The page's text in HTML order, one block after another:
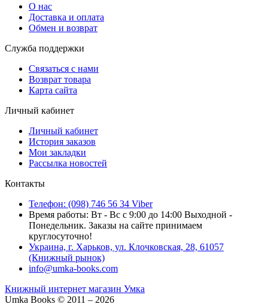
О нас
Доставка и оплата
Обмен и возврат
Служба поддержки
Связаться с нами
Возврат товара
Карта сайта
Личный кабинет
Личный кабинет
История заказов
Мои закладки
Рассылка новостей
Контакты
Телефон: (098) 746 56 34 Viber
Время работы: Вт - Вс с 9:00 до 14:00 Выходной -
Понедельник. Заказы на сайте принимаем
круглосуточно!
Украина, г. Харьков, ул. Клочковская, 28, 61057
(Книжный рынок)
info@umka-books.com
Книжный интернет магазин Умка
Umka Books © 2011 – 2026